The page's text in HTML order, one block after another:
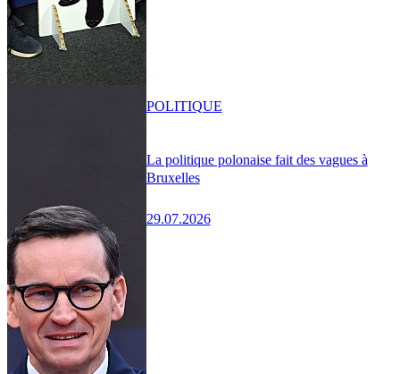
La politique polonaise fait des vagues à
Bruxelles
29.07.2026
POLITIQUE